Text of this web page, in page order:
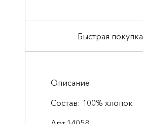
Быстрая покупка
Описание
Состав: 100% хлопок